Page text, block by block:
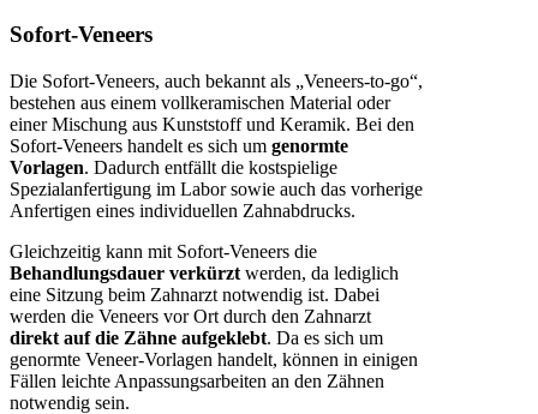
Sofort-Veneers
Die Sofort-Veneers, auch bekannt als „Veneers-to-go“,
bestehen aus einem vollkeramischen Material oder
einer Mischung aus Kunststoff und Keramik. Bei den
Sofort-Veneers handelt es sich um genormte
Vorlagen. Dadurch entfällt die kostspielige
Spezialanfertigung im Labor sowie auch das vorherige
Anfertigen eines individuellen Zahnabdrucks.
Gleichzeitig kann mit Sofort-Veneers die
Behandlungsdauer verkürzt werden, da lediglich
eine Sitzung beim Zahnarzt notwendig ist. Dabei
werden die Veneers vor Ort durch den Zahnarzt
direkt auf die Zähne aufgeklebt. Da es sich um
genormte Veneer-Vorlagen handelt, können in einigen
Fällen leichte Anpassungsarbeiten an den Zähnen
notwendig sein.